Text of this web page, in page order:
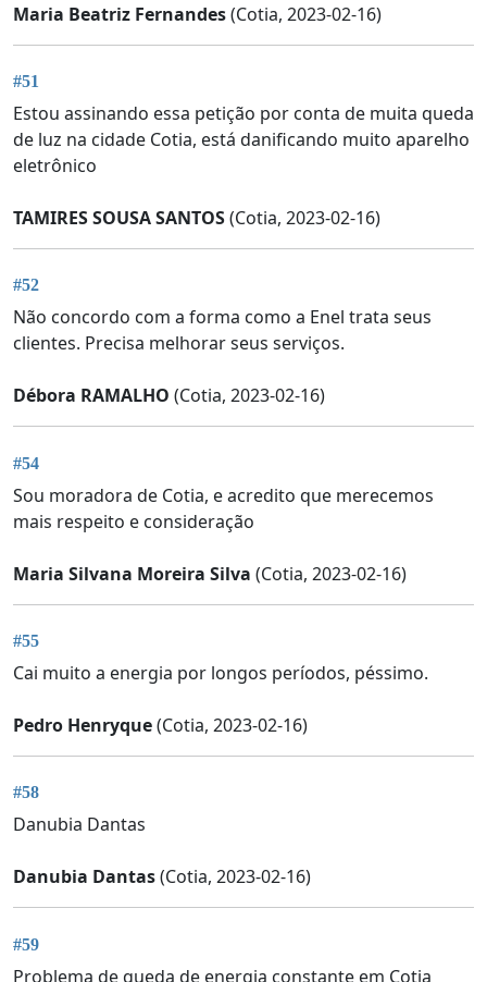
Maria Beatriz Fernandes(Cotia, 2023-02-16)
#51
Estou assinando essa petição por conta de muita queda
de luz na cidade Cotia, está danificando muito aparelho
eletrônico
TAMIRES SOUSA SANTOS(Cotia, 2023-02-16)
#52
Não concordo com a forma como a Enel trata seus
clientes. Precisa melhorar seus serviços.
Débora RAMALHO (Cotia, 2023-02-16)
#54
Sou moradora de Cotia, e acredito que merecemos
mais respeito e consideração
Maria Silvana Moreira Silva (Cotia, 2023-02-16)
#55
Cai muito a energia por longos períodos, péssimo.
Pedro Henryque(Cotia, 2023-02-16)
#58
Danubia Dantas
Danubia Dantas(Cotia, 2023-02-16)
#59
Problema de queda de energia constante em Cotia